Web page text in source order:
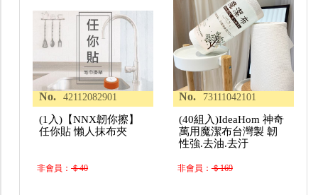
No. 42112082901
(1入)【NNX韌你擦】
任你貼 懶人抹布夾
非會員：＄40
No. 73111042101
(40組入)IdeaHom 神奇
萬用魔潔布台灣製 韌
性強.去油.去汙
非會員：＄169